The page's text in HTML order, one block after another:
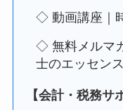
◇ 動画講座｜
◇ 無料メルマ
士のエッセンス
【会計・税務サ